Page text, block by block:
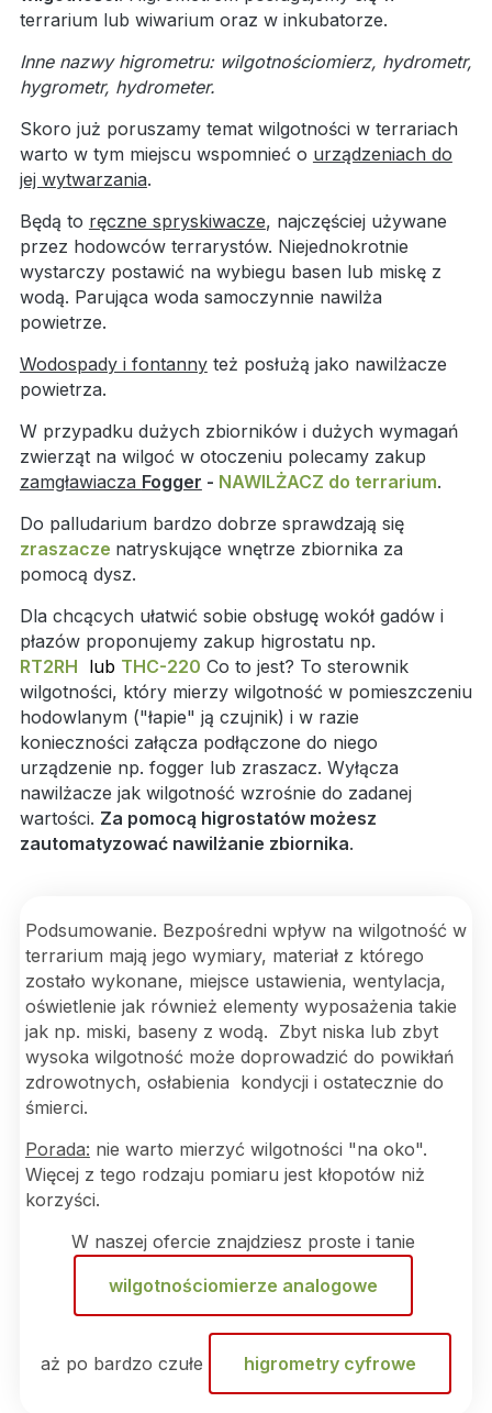
terrarium lub wiwarium oraz w inkubatorze.
Inne nazwy higrometru: wilgotnościomierz, hydrometr,
hygrometr, hydrometer.
Skoro już poruszamy temat wilgotności w terrariach
warto w tym miejscu wspomnieć o urządzeniach do
jej wytwarzania.
Będą to ręczne spryskiwacze, najczęściej używane
przez hodowców terrarystów. Niejednokrotnie
wystarczy postawić na wybiegu basen lub miskę z
wodą. Parująca woda samoczynnie nawilża
powietrze.
Wodospady i fontannyteż posłużą jako nawilżacze
powietrza.
W przypadku dużych zbiorników i dużych wymagań
zwierząt na wilgoć w otoczeniu polecamy zakup
zamgławiacza Fogger - NAWILŻACZ do terrarium.
Do palludarium bardzo dobrze sprawdzają się
zraszacze natryskujące wnętrze zbiornika za
pomocą dysz.
Dla chcących ułatwić sobie obsługę wokół gadów i
płazów proponujemy zakup higrostatu np.
RT2RH lub THC-220 Co to jest? To sterownik
wilgotności, który mierzy wilgotność w pomieszczeniu
hodowlanym ("łapie" ją czujnik) i w razie
konieczności załącza podłączone do niego
urządzenie np. fogger lub zraszacz. Wyłącza
nawilżacze jak wilgotność wzrośnie do zadanej
wartości. Za pomocą higrostatów możesz
zautomatyzować nawilżanie zbiornika.
Podsumowanie. Bezpośredni wpływ na wilgotność w
terrarium mają jego wymiary, materiał z którego
zostało wykonane, miejsce ustawienia, wentylacja,
oświetlenie jak również elementy wyposażenia takie
jak np. miski, baseny z wodą. Zbyt niska lub zbyt
wysoka wilgotność może doprowadzić do powikłań
zdrowotnych, osłabienia kondycji i ostatecznie do
śmierci.
Porada: nie warto mierzyć wilgotności "na oko".
Więcej z tego rodzaju pomiaru jest kłopotów niż
korzyści.
W naszej ofercie znajdziesz proste i tanie
wilgotnościomierze analogowe
aż po bardzo czułe higrometry cyfrowe